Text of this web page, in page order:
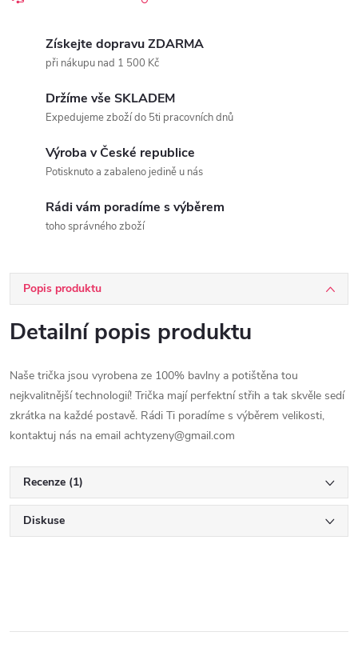
Získejte dopravu ZDARMA
při nákupu nad 1 500 Kč
Držíme vše SKLADEM
Expedujeme zboží do 5ti pracovních dnů
Výroba v České republice
Potisknuto a zabaleno jedině u nás
Rádi vám poradíme s výběrem
toho správného zboží
Popis produktu
Detailní popis produktu
Naše trička jsou vyrobena ze 100% bavlny a potištěna tou
nejkvalitnější technologií! Trička mají perfektní střih a tak skvěle sedí
zkrátka na každé postavě. Rádi Ti poradíme s výběrem velikosti,
kontaktuj nás na email achtyzeny@gmail.com
Recenze (1)
Diskuse